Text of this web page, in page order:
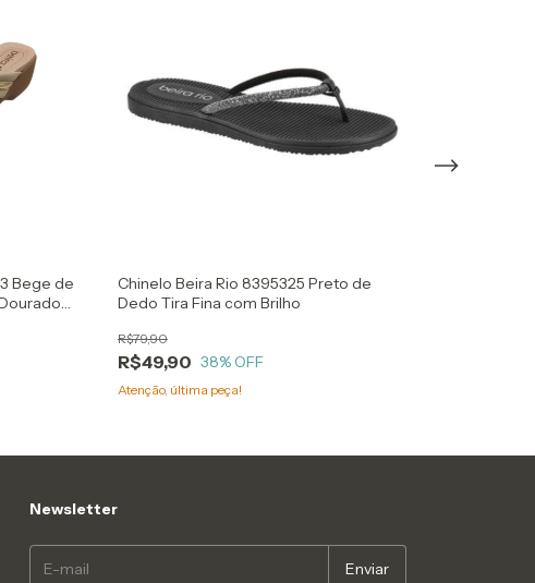
Bege de
Chinelo Beira Rio 8395325 Preto de
Dedo Tira Fina com Brilho
R$49,90
R$79,90
38% OFF
Atenção, última peça!
Newsletter